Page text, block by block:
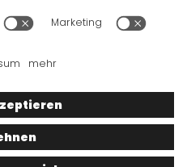
wurden daher mit
Sie jedoch Verständnis
auf die wir nur
Wir müssen daher die
Zusicherungen und
übernehmen können.